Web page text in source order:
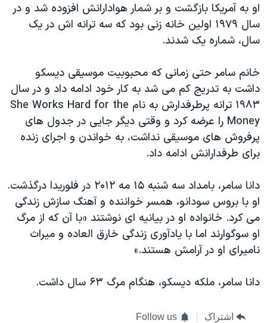
او به آمریکا بازگشت و بر شمار هوادارانش افزوده شد و در
سال ۱۹۷۹ اولین خانه زنی بود که سه ترانه اش در یک
سال، شماره یک شدند. ‬
خانم سامر حتی زمانی که محبوبیت موسیقی دیسکو
داشت به تدریج کم می شد به کار خود ادامه داد و در سال
۱۹۸۳ ترانه پرطرفدارش به نام She Works Hard for the
Money ‬را عرضه کرد‫ و وقتی دیگر جایی در جدول های
پرفروش های موسیقی نداشت، به خواندن و اجرای زنده
برای طرفدارانش ادامه داد‫.‬
او با بروس سودانو، همسر خواننده و آهنگ سازش زندگ‫ی
می ک‬رد‫.‬ خانواده او در بیانیه ای نوشتند «با آن که از مرگ
او سوگوارند اما با یادآوری زندگی خارق العاده و میراث
نامیرای او در آرامش هستند.‬»
دانا سامر، ملکه دیسکو، هنگام مرگ ۶۳ سال داشت‫.‬
اشتراک Follow us